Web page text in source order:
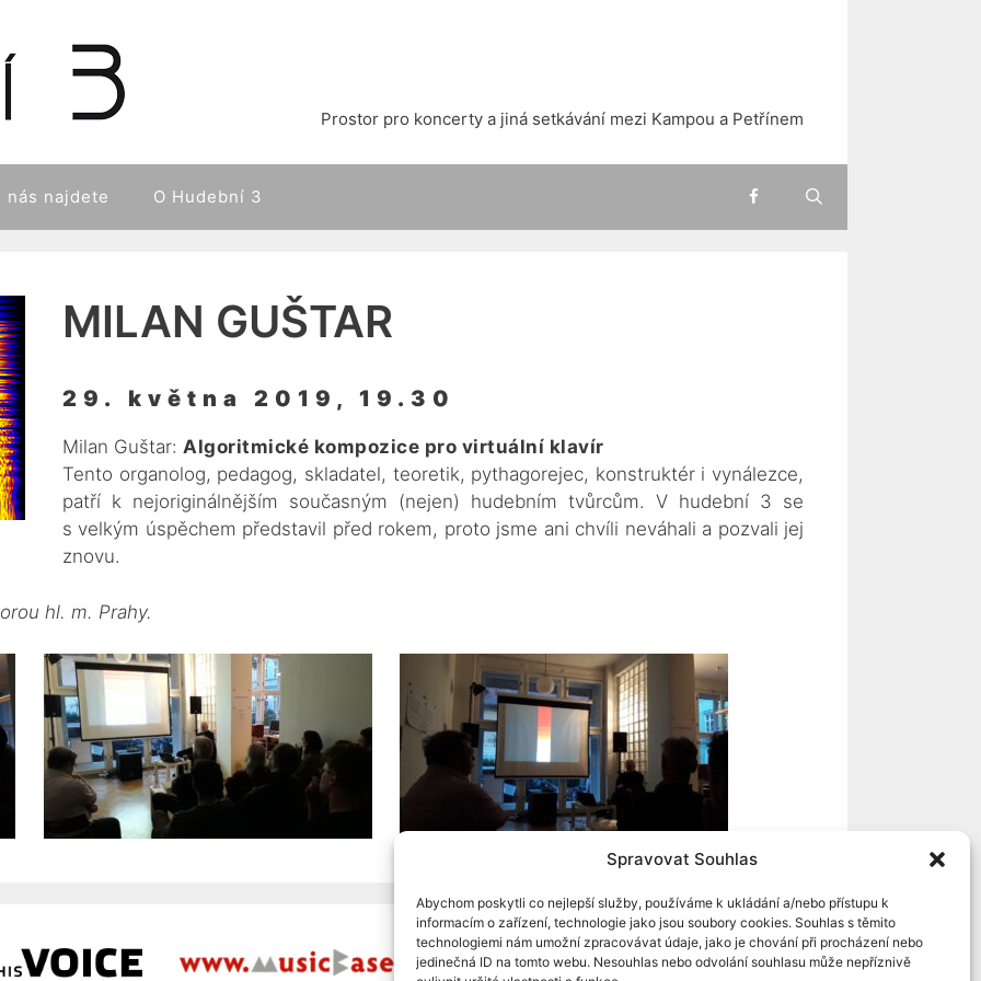
Spravovat Souhlas
Abychom poskytli co nejlepší služby, používáme k ukládání a/nebo přístupu k
informacím o zařízení, technologie jako jsou soubory cookies. Souhlas s těmito
technologiemi nám umožní zpracovávat údaje, jako je chování při procházení nebo
jedinečná ID na tomto webu. Nesouhlas nebo odvolání souhlasu může nepříznivě
Prostor pro koncerty a jiná setkávání mezi Kampou a Petřínem
nás najdete O Hudební 3
MILAN GUŠTAR
29. května 2019, 19.30
Milan Guštar: Algoritmické kompozice pro virtuální klavír
Tento organolog, pedagog, skladatel, teoretik, pythagorejec, konstruktér i vynálezce,
patří k nejoriginálnějším současným (nejen) hudebním tvůrcům. V hudební 3 se
s velkým úspěchem představil před rokem, proto jsme ani chvíli neváhali a pozvali jej
znovu.
hl. m. Prahy.